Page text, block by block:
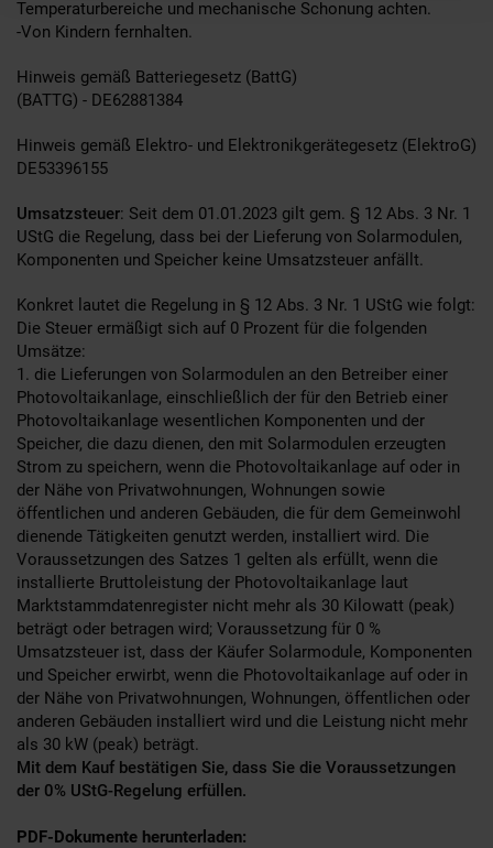
Temperaturbereiche und mechanische Schonung achten.
-Von Kindern fernhalten.
Hinweis gemäß Batteriegesetz (BattG)
(BATTG) - DE62881384
Hinweis gemäß Elektro- und Elektronikgerätegesetz (ElektroG)
DE53396155
Umsatzsteuer: Seit dem 01.01.2023 gilt gem. § 12 Abs. 3 Nr. 1
UStG die Regelung, dass bei der Lieferung von Solarmodulen,
Komponenten und Speicher keine Umsatzsteuer anfällt.
Konkret lautet die Regelung in § 12 Abs. 3 Nr. 1 UStG wie folgt:
Die Steuer ermäßigt sich auf 0 Prozent für die folgenden
Umsätze:
1. die Lieferungen von Solarmodulen an den Betreiber einer
Photovoltaikanlage, einschließlich der für den Betrieb einer
Photovoltaikanlage wesentlichen Komponenten und der
Speicher, die dazu dienen, den mit Solarmodulen erzeugten
Strom zu speichern, wenn die Photovoltaikanlage auf oder in
der Nähe von Privatwohnungen, Wohnungen sowie
öffentlichen und anderen Gebäuden, die für dem Gemeinwohl
dienende Tätigkeiten genutzt werden, installiert wird. Die
Voraussetzungen des Satzes 1 gelten als erfüllt, wenn die
installierte Bruttoleistung der Photovoltaikanlage laut
Marktstammdatenregister nicht mehr als 30 Kilowatt (peak)
beträgt oder betragen wird; Voraussetzung für 0 %
Umsatzsteuer ist, dass der Käufer Solarmodule, Komponenten
und Speicher erwirbt, wenn die Photovoltaikanlage auf oder in
der Nähe von Privatwohnungen, Wohnungen, öffentlichen oder
anderen Gebäuden installiert wird und die Leistung nicht mehr
als 30 kW (peak) beträgt.
Mit dem Kauf bestätigen Sie, dass Sie die Voraussetzungen
der 0% UStG-Regelung erfüllen.
PDF-Dokumente herunterladen: